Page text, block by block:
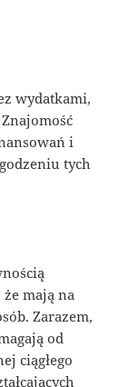
wydatkami,
i
tych
mają na
Zarazem,
od
ciągłego